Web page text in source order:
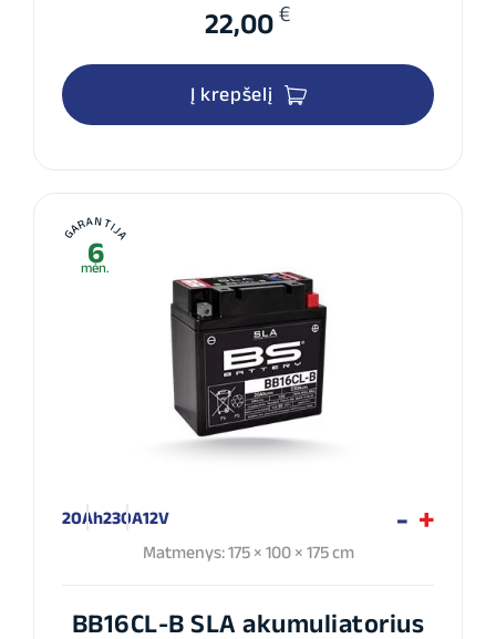
22,00 €
Į krepšelį
GARANTIJA
6
mėn.
20Ah230A12V
Matmenys: 175 × 100 × 175 cm
BB16CL-B SLA akumuliatorius